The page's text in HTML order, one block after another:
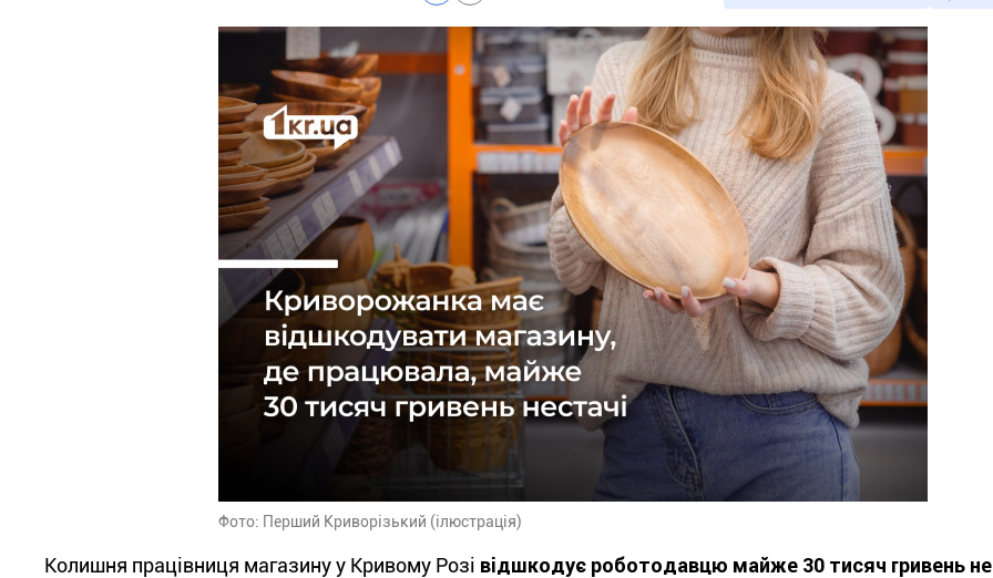
Фото: Перший Криворізький (ілюстрація)
Колишня працівниця магазину у Кривому Розі відшкодує роботодавцю майже 30 тисяч гривень